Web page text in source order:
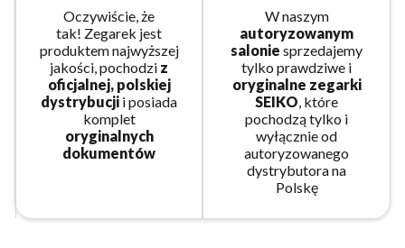
Oczywiście, że
tak! Zegarek jest
produktem najwyższej
jakości, pochodzi z
oficjalnej, polskiej
dystrybucji i posiada
komplet
oryginalnych
dokumentów
W naszym
autoryzowanym
salonie sprzedajemy
tylko prawdziwe i
oryginalne zegarki
SEIKO, które
pochodzą tylko i
wyłącznie od
autoryzowanego
dystrybutora na
Polskę